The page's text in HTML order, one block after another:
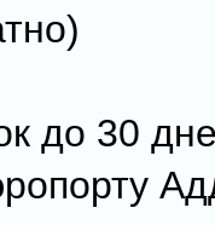
до 30